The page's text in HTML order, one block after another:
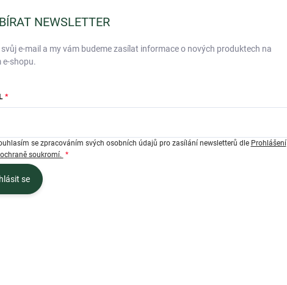
NEWSLETTER
e-mail a my vám budeme zasílat informace o nových produktech na
e-shopu.
se zpracováním svých osobních údajů pro zasílání newsletterů dle Prohlášení
soukromí.
se